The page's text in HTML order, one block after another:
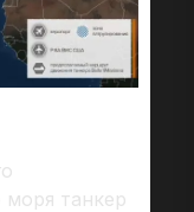
моря танкер